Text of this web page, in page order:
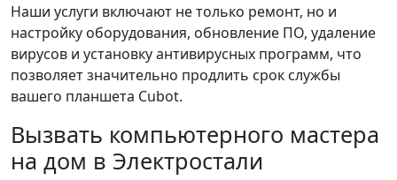
Наши услуги включают не только ремонт, но и
настройку оборудования, обновление ПО, удаление
вирусов и установку антивирусных программ, что
позволяет значительно продлить срок службы
вашего планшета Cubot.
Вызвать компьютерного мастера
на дом в Электростали